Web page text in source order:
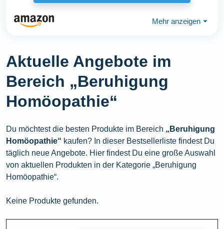
Mehr anzeigen ⏷
Aktuelle Angebote im
Bereich „Beruhigung
Homöopathie“
Du möchtest die besten Produkte im Bereich „Beruhigung
Homöopathie“ kaufen? In dieser Bestsellerliste findest Du
täglich neue Angebote. Hier findest Du eine große Auswahl
von aktuellen Produkten in der Kategorie „Beruhigung
Homöopathie“.
Keine Produkte gefunden.